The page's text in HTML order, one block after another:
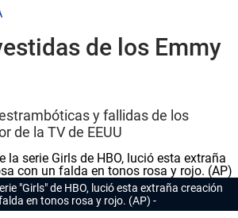
de los Emmy
y fallidas de los
de la TV de EEUU
"Girls" de HBO, lució esta extraña creación
en tonos rosa y rojo. (AP)